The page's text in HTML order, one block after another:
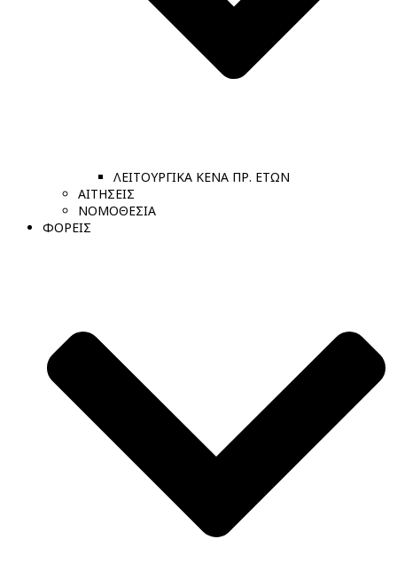
ΛΕΙΤΟΥΡΓΙΚΑ ΚΕΝΑ ΠΡ. ΕΤΩΝ
ΑΙΤΗΣΕΙΣ
ΝΟΜΟΘΕΣΙΑ
ΦΟΡΕΙΣ